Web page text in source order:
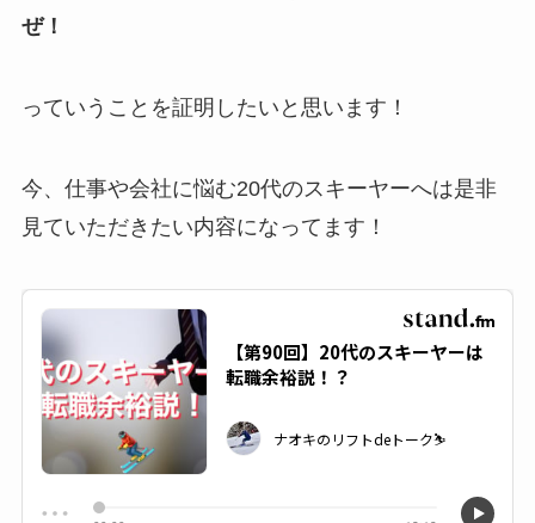
ぜ！
っていうことを証明したいと思います！
今、仕事や会社に悩む20代のスキーヤーへは是非
見ていただきたい内容になってます！